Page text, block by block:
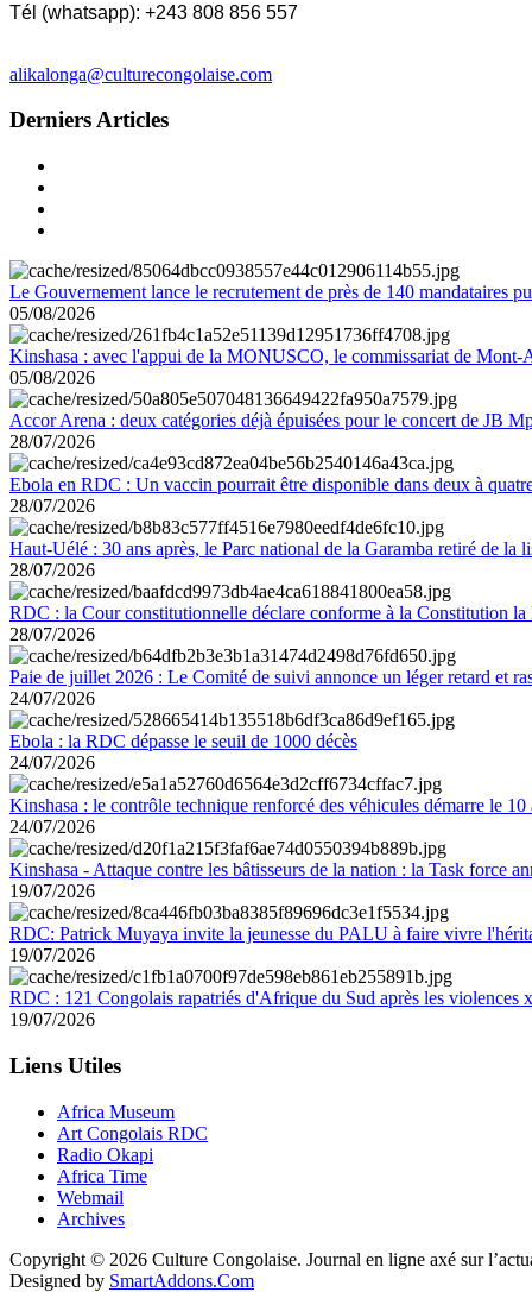
Tél (whatsapp): +243 808 856 557
alikalonga@culturecongolaise.com
Derniers Articles
Le Gouvernement lance le recrutement de près de 140 mandataires
05/08/2026
Kinshasa : avec l'appui de la MONUSCO, le commissariat de Mont-
05/08/2026
Accor Arena : deux catégories déjà épuisées pour le concert de JB
28/07/2026
Ebola en RDC : Un vaccin pourrait être disponible dans deux à
28/07/2026
Haut-Uélé : 30 ans après, le Parc national de la Garamba retiré de la
28/07/2026
RDC : la Cour constitutionnelle déclare conforme à la Constitution la
28/07/2026
Paie de juillet 2026 : Le Comité de suivi annonce un léger retard et
24/07/2026
Ebola : la RDC dépasse le seuil de 1000 décès
24/07/2026
Kinshasa : le contrôle technique renforcé des véhicules démarre le 10
24/07/2026
Kinshasa - Attaque contre les bâtisseurs de la nation : la Task force
19/07/2026
RDC: Patrick Muyaya invite la jeunesse du PALU à faire vivre
19/07/2026
RDC : 121 Congolais rapatriés d'Afrique du Sud après les violences
19/07/2026
Liens Utiles
Africa Museum
Art Congolais RDC
Radio Okapi
Africa Time
Webmail
Archives
Copyright © 2026 Culture Congolaise. Journal en ligne axé sur
Designed by SmartAddons.Com